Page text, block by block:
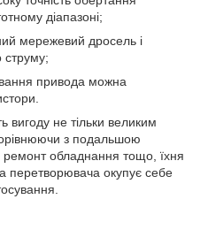
діапазоні;
мережевий дросель і
струму;
привода можна
вигоду не тільки великим
з подальшою
ремонт обладнання тощо, їхня
перетворювача окупує себе